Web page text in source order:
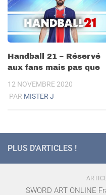
Handball 21 – Réservé
aux fans mais pas que
12 NOVEMBRE 2020
PAR MISTER J
PLUS D'ARTICLES !
SWORD ART ONLINE